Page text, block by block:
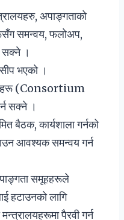
अपाङ्गताको
समन्वय, फलोअप,
सक्ने ।
भएको ।
(Consortium
सक्ने ।
बैठक, कार्यशाला गर्नको
आवश्यक समन्वय गर्न
समूहहरूले
हटाउनको लागि
पैरवी गर्न